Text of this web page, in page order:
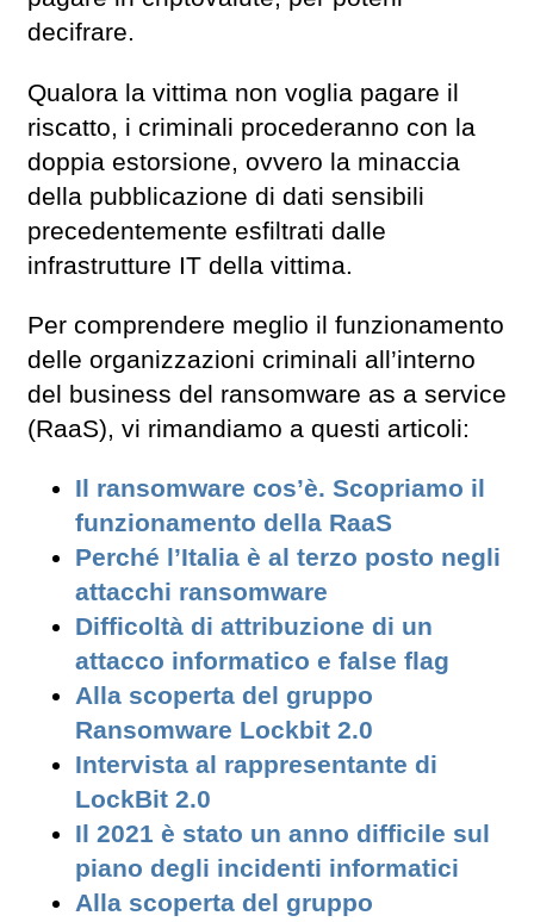
decifrare.
Qualora la vittima non voglia pagare il
riscatto, i criminali procederanno con la
doppia estorsione, ovvero la minaccia
della pubblicazione di dati sensibili
precedentemente esfiltrati dalle
infrastrutture IT della vittima.
Per comprendere meglio il funzionamento
delle organizzazioni criminali all’interno
del business del ransomware as a service
(RaaS), vi rimandiamo a questi articoli:
Il ransomware cos’è. Scopriamo il
funzionamento della RaaS
Perché l’Italia è al terzo posto negli
attacchi ransomware
Difficoltà di attribuzione di un
attacco informatico e false flag
Alla scoperta del gruppo
Ransomware Lockbit 2.0
Intervista al rappresentante di
LockBit 2.0
Il 2021 è stato un anno difficile sul
piano degli incidenti informatici
Alla scoperta del gruppo